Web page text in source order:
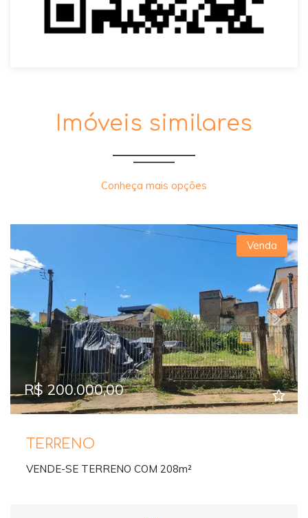
Imóveis similares
Conheça mais opções
Previous Next
Venda
R$ 200.000,00
TERRENO
VENDE-SE TERRENO COM 208m²